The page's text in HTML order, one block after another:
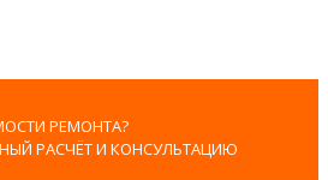
РЕМОНТА?
РАСЧЁТ И КОНСУЛЬТАЦИЮ